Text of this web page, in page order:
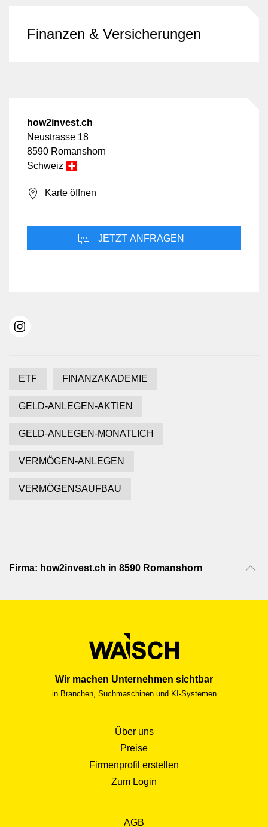
Finanzen & Versicherungen
how2invest.ch
Neustrasse 18
8590 Romanshorn
Schweiz
Karte öffnen
JETZT ANFRAGEN
ETF FINANZAKADEMIE
GELD-ANLEGEN-AKTIEN
GELD-ANLEGEN-MONATLICH
VERMÖGEN-ANLEGEN
VERMÖGENSAUFBAU
Firma: how2invest.ch in 8590 Romanshorn
Wir machen Unternehmen sichtbar
in Branchen, Suchmaschinen und KI-Systemen
Über uns
Preise
Firmenprofil erstellen
Zum Login
AGB